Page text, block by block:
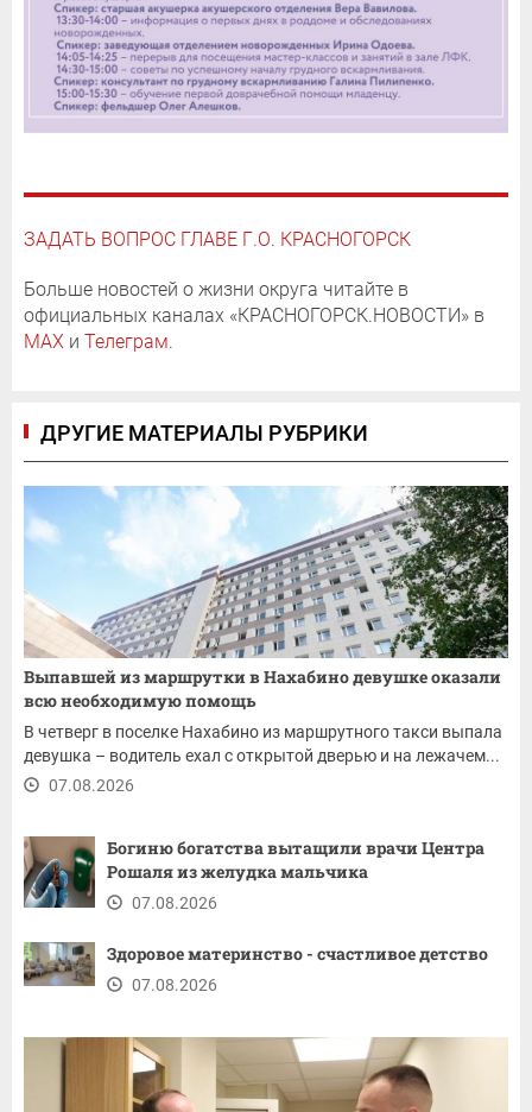
ЗАДАТЬ ВОПРОС ГЛАВЕ Г.О. КРАСНОГОРСК
Больше новостей о жизни округа читайте в
официальных каналах «КРАСНОГОРСК.НОВОСТИ» в
MAX и Телеграм.
ДРУГИЕ МАТЕРИАЛЫ РУБРИКИ
Выпавшей из маршрутки в Нахабино девушке оказали
всю необходимую помощь
В четверг в поселке Нахабино из маршрутного такси выпала
девушка – водитель ехал с открытой дверью и на лежачем...
07.08.2026
Богиню богатства вытащили врачи Центра
Рошаля из желудка мальчика
07.08.2026
Здоровое материнство - счастливое детство
07.08.2026